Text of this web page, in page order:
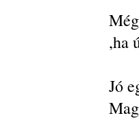
,ha
Jó